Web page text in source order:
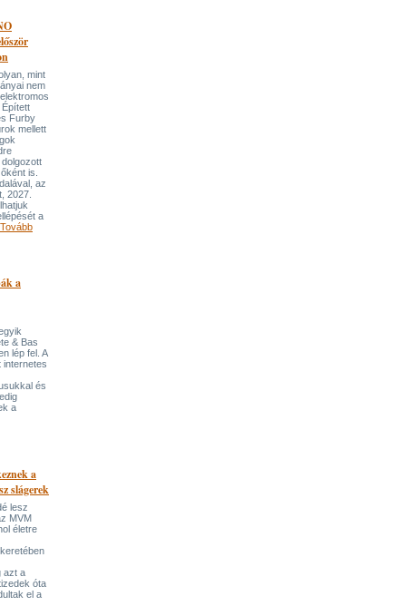
mint
nem
Furby
mellett
is.
az
2027.
a
Tovább
a
& Bas
lép fel. A
internetes
és
a
a
slágerek
lesz
MVM
életre
azt a
óta
el a